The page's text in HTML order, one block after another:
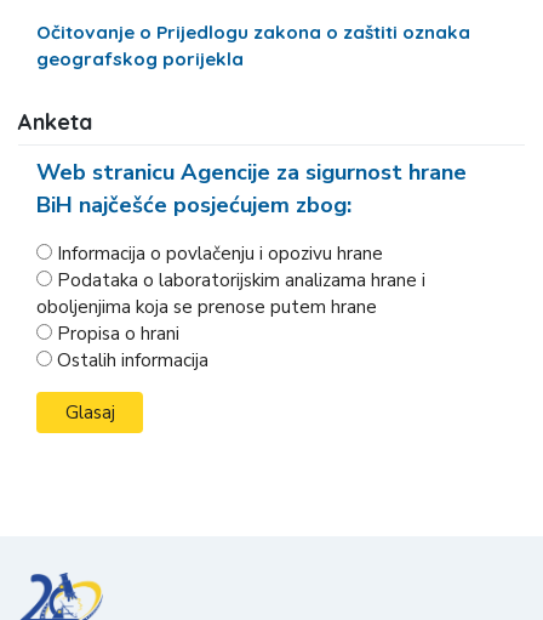
Očitovanje o Prijedlogu zakona o zaštiti oznaka
geografskog porijekla
Anketa
Web stranicu Agencije za sigurnost hrane
BiH najčešće posjećujem zbog:
Informacija o povlačenju i opozivu hrane
Podataka o laboratorijskim analizama hrane i
oboljenjima koja se prenose putem hrane
Propisa o hrani
Ostalih informacija